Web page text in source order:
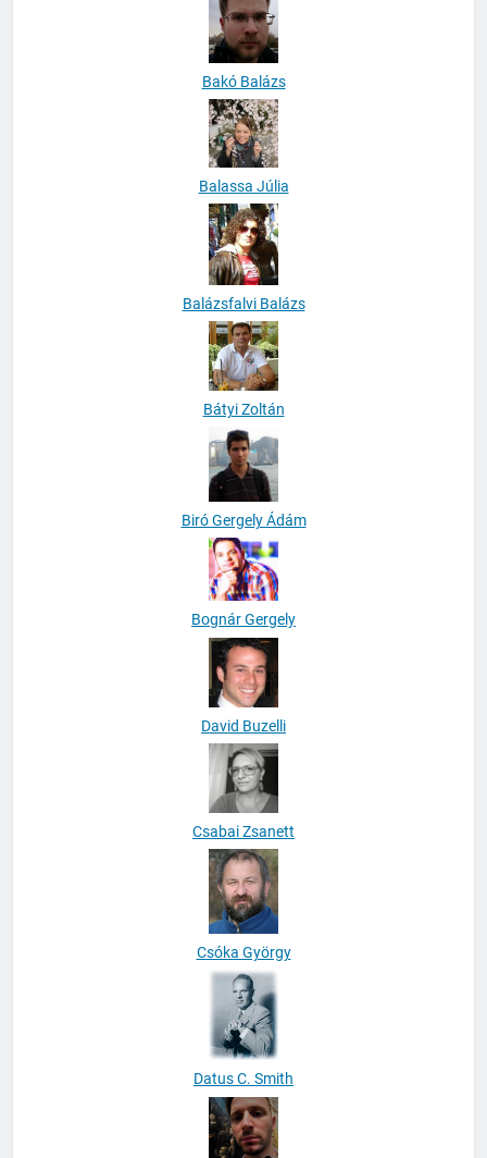
Bakó Balázs
Balassa Júlia
Balázsfalvi Balázs
Bátyi Zoltán
Biró Gergely Ádám
Bognár Gergely
David Buzelli
Csabai Zsanett
Csóka György
Datus C. Smith